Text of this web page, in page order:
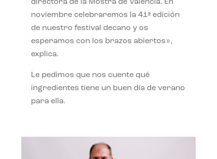
directora de la Mostra de València. En
noviembre celebraremos la 41ª edición
de nuestro festival decano y os
esperamos con los brazos abiertos»,
explica.
Le pedimos que nos cuente qué
ingredientes tiene un buen día de verano
para ella.